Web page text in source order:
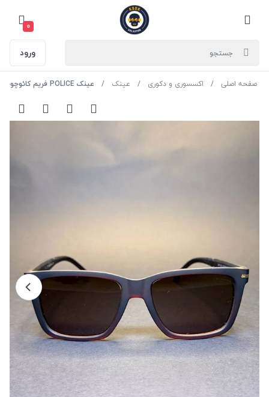
0
ورود
صفحه اصلی اکسسوری و دکوری عینک عینک POLICE فریم کائوچویی قهوه ای / شیشه قهوه ای کد 2417